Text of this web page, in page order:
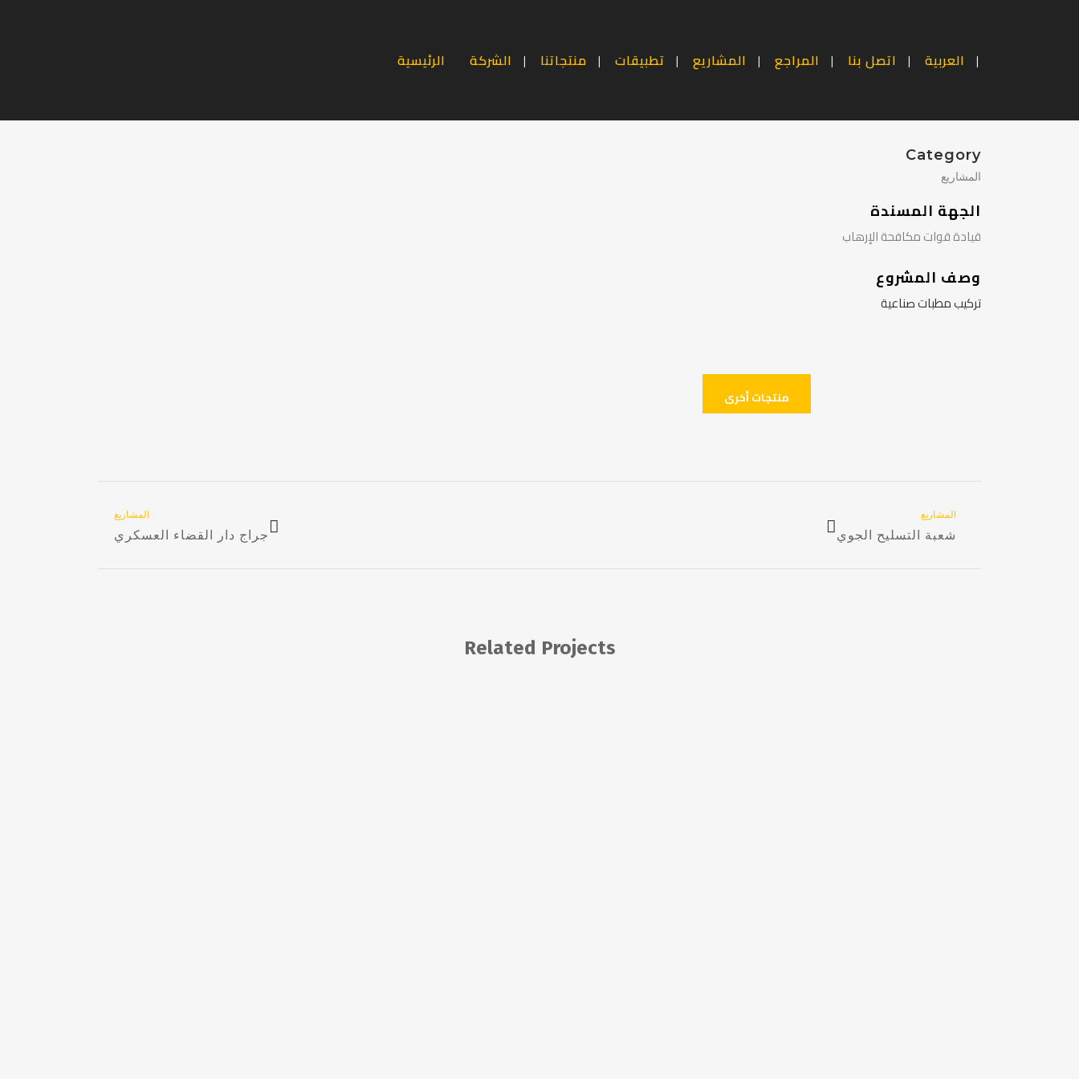
الرئيسية الشركة منتجاتنا تطبيقات المشاريع المراجع اتصل بنا العربية
Category
المشاريع
الجهة المسندة
قيادة قوات مكافحة الإرهاب
وصف المشروع
تركيب مطبات صناعية
منتجات أخرى
المشاريع
جراج دار القضاء العسكري
المشاريع
شعبة التسليح الجوي
Related Projects